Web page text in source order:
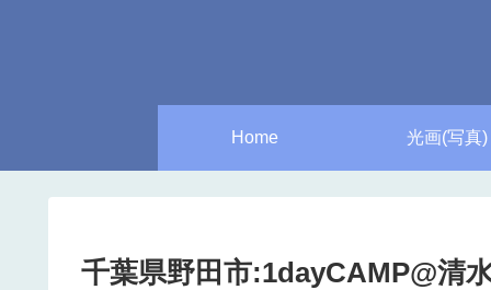
Home 光画(写真)
千葉県野田市:1dayCAMP@清